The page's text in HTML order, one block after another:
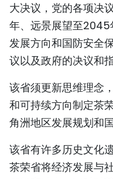
视
人
大决议，党的各项决
年、远景展望至2045
发展方向和国防安全
议以及政府的决议和
该省须更新思维理念
和可持续方向制定茶
角洲地区发展规划和
该省有许多历史文化
茶荣省将经济发展与